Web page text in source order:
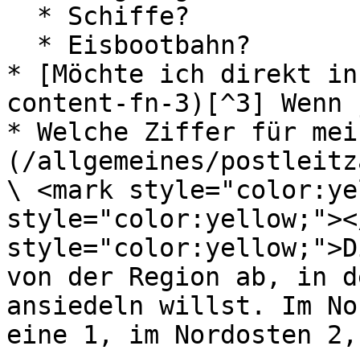
* [Möchte ich direkt
content-fn-3)[^3]
* Welche Ziffer für
(/allgemeines/
\ <mark
style="color:yellow;"></
von der Region ab, in
ansiedeln willst. Im
eine 1, im Nordosten